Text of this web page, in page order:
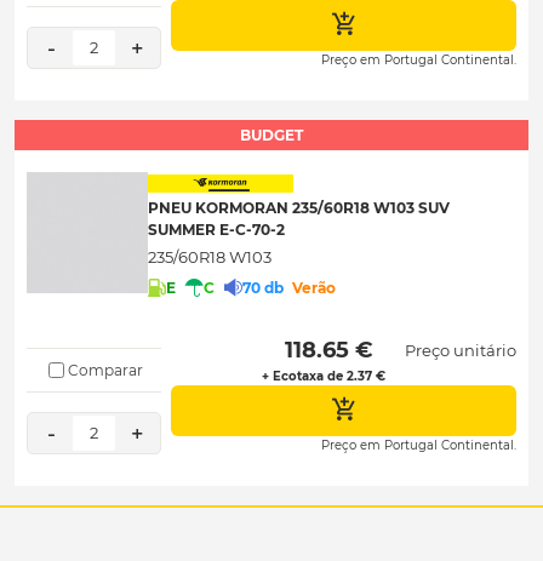
- 2 + Preço em Portugal Continental.
BUDGET
PNEU KORMORAN 235/60R18 W103 SUV
SUMMER E-C-70-2
235/60R18 W103
E C 70 db Verão
Comparar
- 2 +
118.65 €
+ Ecotaxa de 2.37 €
Preço unitário
Preço em Portugal Continental.